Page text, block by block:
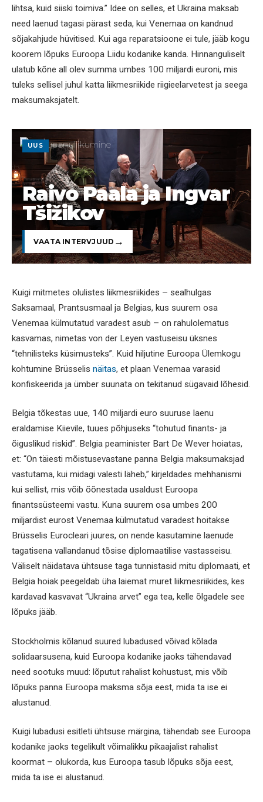
lihtsa, kuid siiski toimiva.” Idee on selles, et Ukraina maksab
need laenud tagasi pärast seda, kui Venemaa on kandnud
sõjakahjude hüvitised. Kui aga reparatsioone ei tule, jääb kogu
koorem lõpuks Euroopa Liidu kodanike kanda. Hinnanguliselt
ulatub kõne all olev summa umbes 100 miljardi euroni, mis
tuleks sellisel juhul katta liikmesriikide riigieelarvetest ja seega
maksumaksjatelt.
UUS
Raivo Paala ja Ingvar
Tšižikov
VAATA INTERVJUUD
Kuigi mitmetes olulistes liikmesriikides – sealhulgas
Saksamaal, Prantsusmaal ja Belgias, kus suurem osa
Venemaa külmutatud varadest asub – on rahulolematus
kasvamas, nimetas von der Leyen vastuseisu üksnes
“tehnilisteks küsimusteks”. Kuid hiljutine Euroopa Ülemkogu
kohtumine Brüsselis näitas, et plaan Venemaa varasid
konfiskeerida ja ümber suunata on tekitanud sügavaid lõhesid.
Belgia tõkestas uue, 140 miljardi euro suuruse laenu
eraldamise Kiievile, tuues põhjuseks “tohutud finants- ja
õiguslikud riskid”. Belgia peaminister Bart De Wever hoiatas,
et: “On täiesti mõistusevastane panna Belgia maksumaksjad
vastutama, kui midagi valesti läheb,” kirjeldades mehhanismi
kui sellist, mis võib õõnestada usaldust Euroopa
finantssüsteemi vastu. Kuna suurem osa umbes 200
miljardist eurost Venemaa külmutatud varadest hoitakse
Brüsselis Eurocleari juures, on nende kasutamine laenude
tagatisena vallandanud tõsise diplomaatilise vastasseisu.
Väliselt näidatava ühtsuse taga tunnistasid mitu diplomaati, et
Belgia hoiak peegeldab üha laiemat muret liikmesriikides, kes
kardavad kasvavat “Ukraina arvet” ega tea, kelle õlgadele see
lõpuks jääb.
Stockholmis kõlanud suured lubadused võivad kõlada
solidaarsusena, kuid Euroopa kodanike jaoks tähendavad
need sootuks muud: lõputut rahalist kohustust, mis võib
lõpuks panna Euroopa maksma sõja eest, mida ta ise ei
alustanud.
Kuigi lubadusi esitleti ühtsuse märgina, tähendab see Euroopa
kodanike jaoks tegelikult võimalikku pikaajalist rahalist
koormat – olukorda, kus Euroopa tasub lõpuks sõja eest,
mida ta ise ei alustanud.